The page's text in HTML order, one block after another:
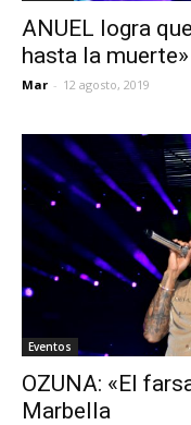
ANUEL logra
hasta la muerte»
Mar - 12 agosto, 2019
Eventos
OZUNA: «El
Marbella